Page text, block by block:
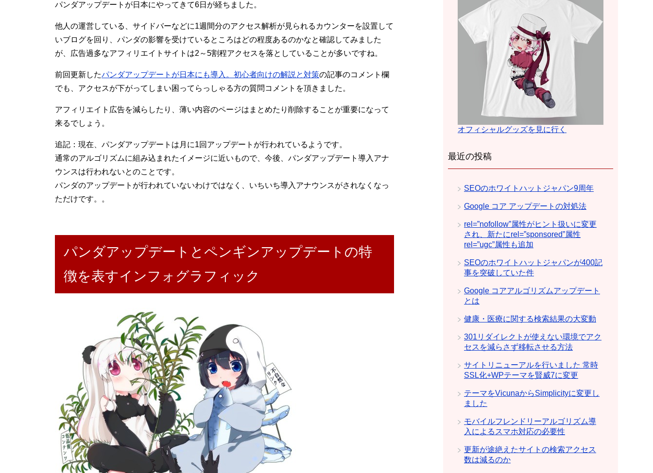
パンダアップデートが日本にやってきて6日が経ちました。
他人の運営している、サイドバーなどに1週間分のアクセス解析が見られるカウンターを設置して
いブログを回り、パンダの影響を受けているところはどの程度あるのかなと確認してみました
が、広告過多なアフィリエイトサイトは2～5割程アクセスを落としていることが多いですね。
前回更新したパンダアップデートが日本にも導入。初心者向けの解説と対策の記事のコメント欄
でも、アクセスが下がってしまい困ってらっしゃる方の質問コメントを頂きました。
アフィリエイト広告を減らしたり、薄い内容のページはまとめたり削除することが重要になって
来るでしょう。
追記：現在、パンダアップデートは月に1回アップデートが行われているようです。
通常のアルゴリズムに組み込まれたイメージに近いもので、今後、パンダアップデート導入アナ
ウンスは行われないとのことです。
パンダのアップデートが行われていないわけではなく、いちいち導入アナウンスがされなくなっ
ただけです。。
パンダアップデートとペンギンアップデートの特
徴を表すインフォグラフィック
オフィシャルグッズを見に行く
最近の投稿
SEOのホワイトハットジャパン9周年
Google コア アップデートの対処法
rel=”nofollow”属性がヒント扱いに変更
され、新たにrel=”sponsored”属性
rel=”ugc”属性も追加
SEOのホワイトハットジャパンが400記
事を突破していた件
Google コアアルゴリズムアップデート
とは
健康・医療に関する検索結果の大変動
301リダイレクトが使えない環境でアク
セスを減らさず移転させる方法
サイトリニューアルを行いました 常時
SSL化+WPテーマを賢威7に変更
テーマをVicunaからSimplicityに変更し
ました
モバイルフレンドリーアルゴリズム導
入によるスマホ対応の必要性
更新が途絶えたサイトの検索アクセス
数は減るのか